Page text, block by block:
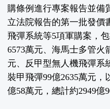
購條例進行專案報告並備
立法院報告的第一批發價
飛彈系統等5項軍購案，
6573萬元、海馬士多管火
元、反甲型無人機飛彈系
裝甲飛彈99億2635萬元，
億58萬元，總計約2949億